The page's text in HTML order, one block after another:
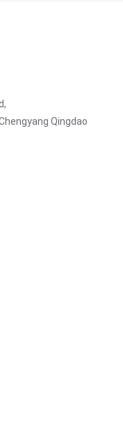
Qingdao